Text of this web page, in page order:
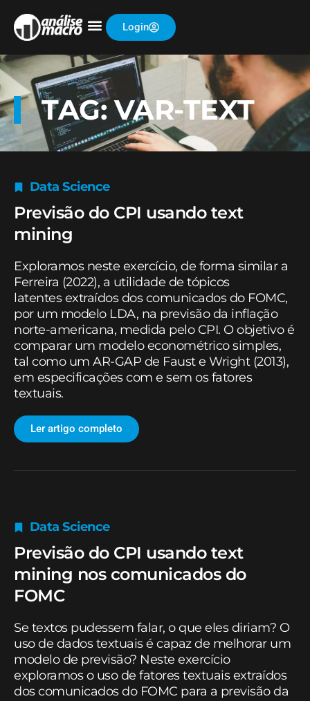
Login
TAG: VAR-TEXT
Data Science
Previsão do CPI usando text
mining
Exploramos neste exercício, de forma similar a
Ferreira (2022), a utilidade de tópicos
latentes extraídos dos comunicados do FOMC,
por um modelo LDA, na previsão da inflação
norte-americana, medida pelo CPI. O objetivo é
comparar um modelo econométrico simples,
tal como um AR-GAP de Faust e Wright (2013),
em especificações com e sem os fatores
textuais.
Ler artigo completo
Data Science
Previsão do CPI usando text
mining nos comunicados do
FOMC
Se textos pudessem falar, o que eles diriam? O
uso de dados textuais é capaz de melhorar um
modelo de previsão? Neste exercício
exploramos o uso de fatores textuais extraídos
dos comunicados do FOMC para a previsão da